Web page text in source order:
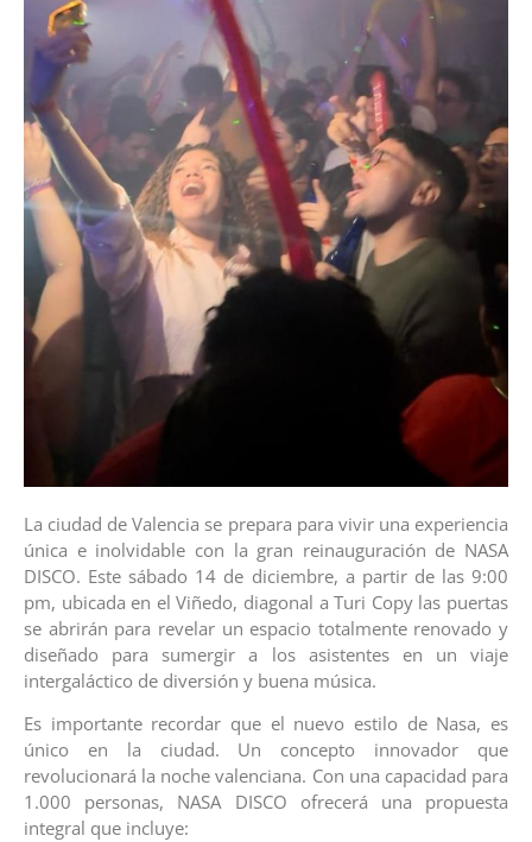
La ciudad de Valencia se prepara para vivir una experiencia
única e inolvidable con la gran reinauguración de NASA
DISCO. Este sábado 14 de diciembre, a partir de las 9:00
pm, ubicada en el Viñedo, diagonal a Turi Copy las puertas
se abrirán para revelar un espacio totalmente renovado y
diseñado para sumergir a los asistentes en un viaje
intergaláctico de diversión y buena música.
Es importante recordar que el nuevo estilo de Nasa, es
único en la ciudad. Un concepto innovador que
revolucionará la noche valenciana. Con una capacidad para
1.000 personas, NASA DISCO ofrecerá una propuesta
integral que incluye: